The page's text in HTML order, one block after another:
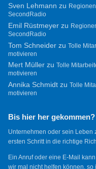
Sven Lehmann zu
SecondRadio
Emil Rüstmeyerzu
SecondRadio
Tom Schneiderzu Tolle
motivieren
Mert Müllerzu Tolle
motivieren
Annika Schmidtzu Tolle
motivieren
Bis hier her gekommen?
Unternehmen oder sein Leben
ersten Schritt in die richtige
Ein Anruf oder eine E-Mail
wir mal nicht helfen können,